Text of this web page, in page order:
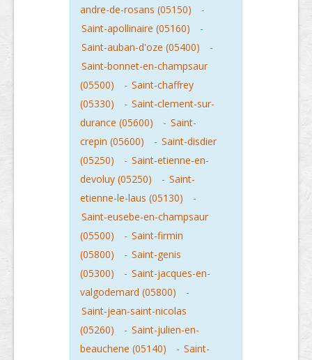
andre-de-rosans (05150)
-
Saint-apollinaire (05160)
-
Saint-auban-d'oze (05400)
-
Saint-bonnet-en-champsaur
(05500)
- Saint-chaffrey
(05330)
- Saint-clement-sur-
durance (05600)
- Saint-
crepin (05600)
- Saint-disdier
(05250)
- Saint-etienne-en-
devoluy (05250)
- Saint-
etienne-le-laus (05130)
-
Saint-eusebe-en-champsaur
(05500)
- Saint-firmin
(05800)
- Saint-genis
(05300)
- Saint-jacques-en-
valgodemard (05800)
-
Saint-jean-saint-nicolas
(05260)
- Saint-julien-en-
beauchene (05140)
- Saint-